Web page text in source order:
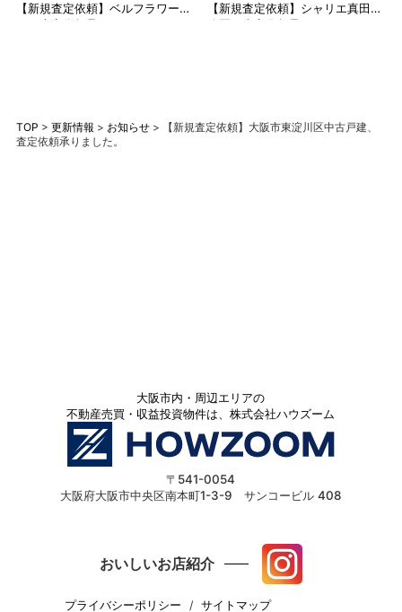
【新規査定依頼】ベルフラワー山
下、査定依頼承りました。
【新規査定依頼】シャリエ真田山
公園、査定依頼承りました。
TOP > 更新情報 > お知らせ>
【新規査定依頼】大阪市東淀川区中古戸建、
査定依頼承りました。
大阪市内・周辺エリアの
不動産売買・収益投資物件は、株式会社ハウズーム
〒541-0054
大阪府大阪市中央区南本町1-3-9 サンコービル 408
おいしいお店紹介
プライバシーポリシー サイトマップ